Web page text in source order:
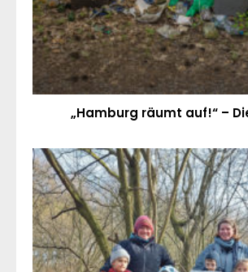
„Hamburg räumt auf!“ –